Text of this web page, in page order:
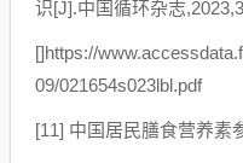
识[J].中国循环杂志
[]https://
09/021654s023lbl.pdf
[11] 中国居民膳食营养素